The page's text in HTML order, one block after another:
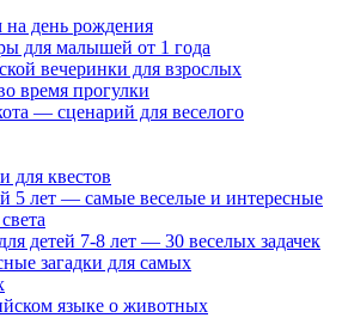
день рождения
для малышей от 1 года
вечеринки для взрослых
время прогулки
— сценарий для веселого
для квестов
5 лет — самые веселые и интересные
детей 7-8 лет — 30 веселых задачек
загадки для самых
языке о животных